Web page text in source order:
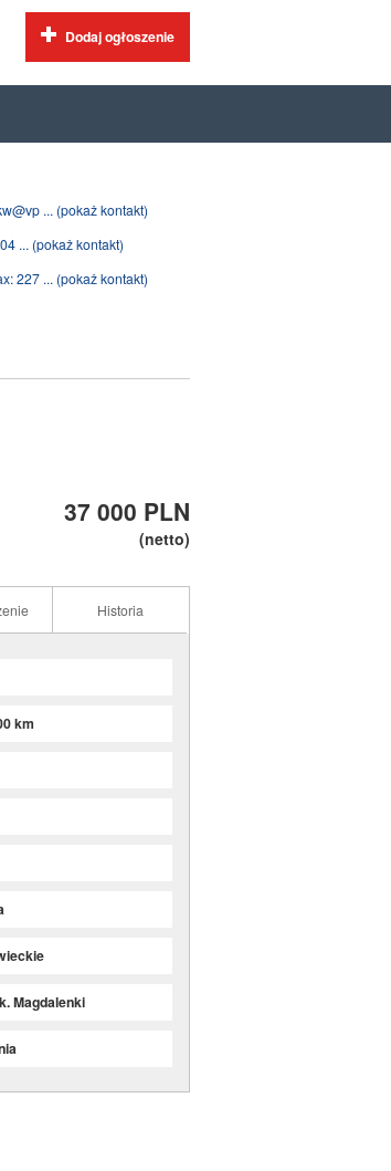
Dodaj ogłoszenie
... (pokaż kontakt)
... (pokaż kontakt)
227 ... (pokaż kontakt)
37 000 PLN
(netto)
Historia
km
Magdalenki